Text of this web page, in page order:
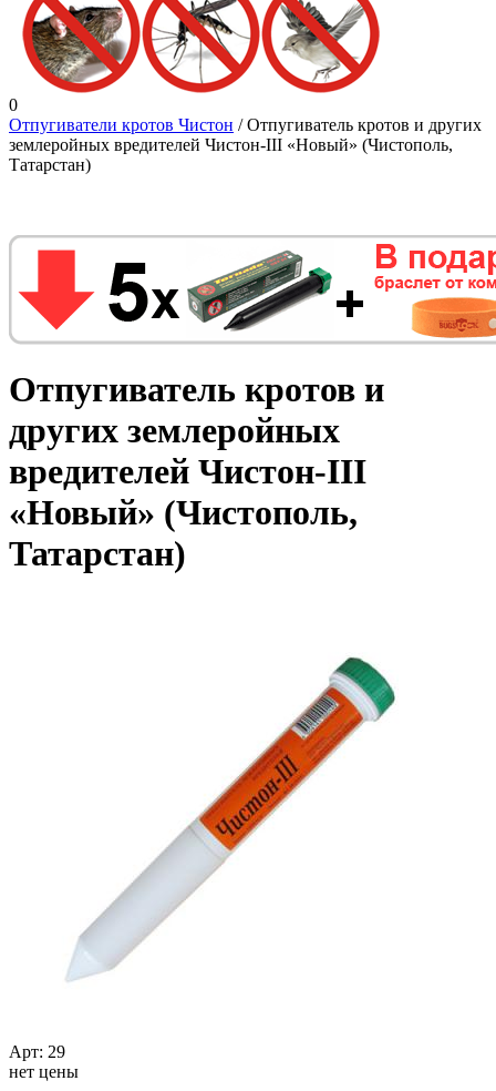
0
Отпугиватели кротов Чистон / Отпугиватель кротов и других
землеройных вредителей Чистон-III «Новый» (Чистополь,
Татарстан)
Отпугиватель кротов и
других землеройных
вредителей Чистон-III
«Новый» (Чистополь,
Татарстан)
Арт: 29
нет цены